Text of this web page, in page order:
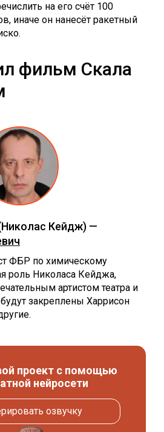
на его счёт 100
иначе он нанесёт ракетный
фильм Скала
Кейдж) —
ФБР по химическому
роль Николаса Кейджа,
артистом театра и
закреплены Харрисон
проект с помощью
нейросети
озвучку